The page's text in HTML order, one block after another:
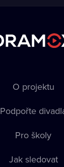
O projektu
Podpořte
Pro školy
Jak sledovat